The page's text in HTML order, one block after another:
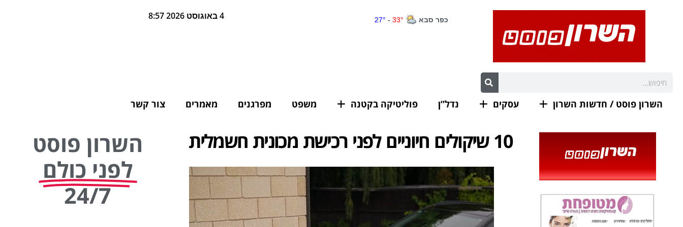
4 באוגוסט 2026 8:57
השרון פוסט / חדשות השרון עסקים נדל”ן פוליטיקה בקטנה משפט מפרגנים מאמרים צור קשר
10 שיקולים חיוניים לפני רכישת מכונית חשמלית
השרון פוסט
לפני כולם
24/7